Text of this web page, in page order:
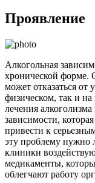
Проявление
Алкогольная
хронической форме.
может отказаться от
физическом, так и
лечения
зависимости,
привести к
эту проблему нужно
клиники
медикаменты,
облегчают работу